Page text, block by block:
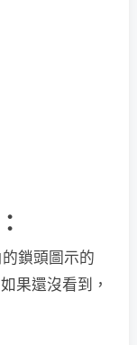
鎖頭圖示的
果還沒看到，